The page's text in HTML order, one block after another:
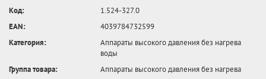
Код:
1.524-327.0
EAN:
4039784732599
Категория:
Аппараты высокого давления без нагрева
воды
Группа товара:
Аппараты высокого давления без нагрева